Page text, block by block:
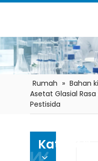
Rumah » Bahan
Asetat Glasial
Pestisida
Kategori